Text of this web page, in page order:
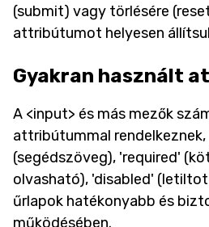
(submit) vagy törlésére
attribútumot helyesen
Gyakran használt
A <input> és más mezők
attribútummal
(segédszöveg), 'required'
olvasható), 'disabled'
űrlapok hatékonyabb és
működésében.